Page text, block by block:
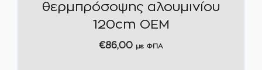
θερμπρόσοψης αλουμινίου
120cm OEM
€86,00 με ΦΠΑ